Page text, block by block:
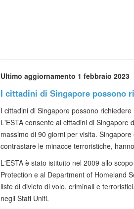
Ultimo aggiornamento 1 febbraio 2023
I cittadini di Singapore possono
I cittadini di Singapore possono
L'ESTA consente ai cittadini di
massimo di 90 giorni per visita.
contrastare le minacce terroristiche,
L'ESTA è stato istituito nel 2009 allo
Protection e al Department of Homeland
liste di divieto di volo, criminali e
negli Stati Uniti.